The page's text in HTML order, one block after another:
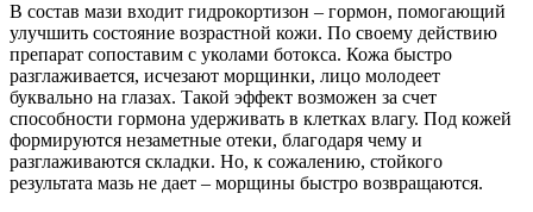
В состав мази входит гидрокортизон – гормон, помогающий
улучшить состояние возрастной кожи. По своему действию
препарат сопоставим с уколами ботокса. Кожа быстро
разглаживается, исчезают морщинки, лицо молодеет
буквально на глазах. Такой эффект возможен за счет
способности гормона удерживать в клетках влагу. Под кожей
формируются незаметные отеки, благодаря чему и
разглаживаются складки. Но, к сожалению, стойкого
результата мазь не дает – морщины быстро возвращаются.